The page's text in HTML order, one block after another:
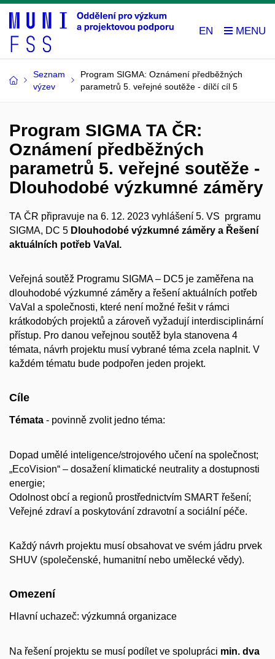
EN
Seznam
výzev
Program SIGMA: Oznámení předběžných
parametrů 5. veřejné soutěže - dílčí cíl 5
Program SIGMA TA ČR:
Oznámení předběžných
parametrů 5. veřejné soutěže -
Dlouhodobé výzkumné záměry
TA ČR připravuje na 6. 12. 2023 vyhlášení 5. VS prgramu
SIGMA, DC 5 Dlouhodobé výzkumné záměry a Řešení
aktuálních potřeb VaVaI.
Veřejná soutěž Programu SIGMA – DC5 je zaměřena na
dlouhodobé výzkumné záměry a řešení aktuálních potřeb
VaVaI a společnosti, které není možné řešit v rámci
krátkodobých projektů a zároveň vyžadují interdisciplinární
přístup. Pro danou veřejnou soutěž byla stanovena 4
témata, návrh projektu musí vybrané téma zcela naplnit. V
každém tématu bude podpořen jeden projekt.
Cíle
Témata - povinně zvolit jedno téma:
Dopad umělé inteligence/strojového učení na společnost;
„EcoVision“ – dosažení klimatické neutrality a dostupnosti
energie;
Odolnost obcí a regionů prostřednictvím SMART řešení;
Veřejné zdraví a poskytování zdravotní a sociální péče.
Každý návrh projektu musí obsahovat ve svém jádru prvek
SHUV (společenské, humanitní nebo umělecké vědy).
Omezení
Hlavní uchazeč: výzkumná organizace
Na řešení projektu se musí podílet ve spolupráci min. dva